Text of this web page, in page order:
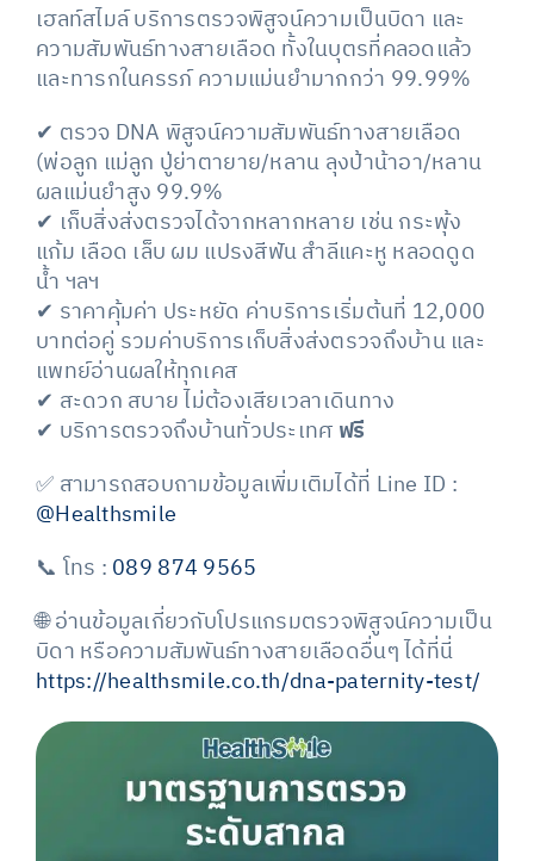
เฮลท์สไมล์ บริการตรวจพิสูจน์ความเป็นบิดา และ
ความสัมพันธ์ทางสายเลือด ทั้งในบุตรที่คลอดแล้ว
และทารกในครรภ์ ความแม่นยำมากกว่า 99.99%
✔ ตรวจ DNA พิสูจน์ความสัมพันธ์ทางสายเลือด
(พ่อลูก แม่ลูก ปู่ย่าตายาย/หลาน ลุงป้าน้าอา/หลาน
ผลแม่นยำสูง 99.9%
✔ เก็บสิ่งส่งตรวจได้จากหลากหลาย เช่น กระพุ้ง
แก้ม เลือด เล็บ ผม แปรงสีฟัน สำลีแคะหู หลอดดูด
น้ำ ฯลฯ
✔ ราคาคุ้มค่า ประหยัด ค่าบริการเริ่มต้นที่ 12,000
บาทต่อคู่ รวมค่าบริการเก็บสิ่งส่งตรวจถึงบ้าน และ
แพทย์อ่านผลให้ทุกเคส
✔ สะดวก สบาย ไม่ต้องเสียเวลาเดินทาง
✔ บริการตรวจถึงบ้านทั่วประเทศ ฟรี
✅ สามารถสอบถามข้อมูลเพิ่มเติมได้ที่ Line ID :
@Healthsmile
📞 โทร : 089 874 9565
🌐 อ่านข้อมูลเกี่ยวกับโปรแกรมตรวจพิสูจน์ความเป็น
บิดา หรือความสัมพันธ์ทางสายเลือดอื่นๆ ได้ที่นี่
https://healthsmile.co.th/dna-paternity-test/